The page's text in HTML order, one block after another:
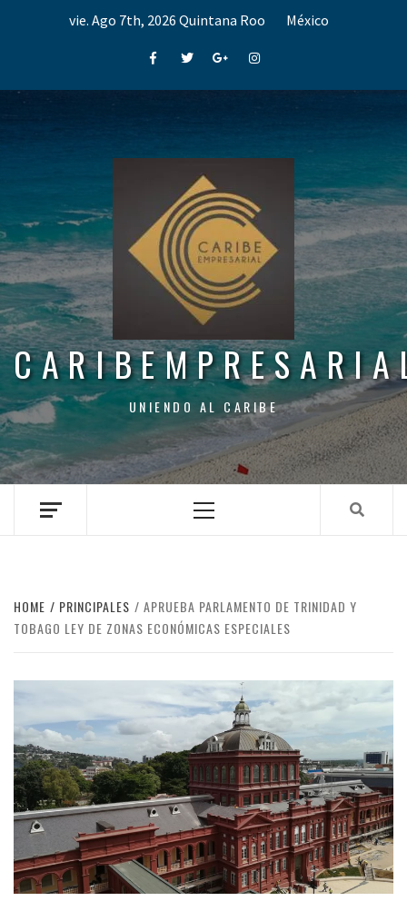
vie. Ago 7th, 2026 Quintana Roo México
FacebookTwitterGoogle+Instagram
UNIENDO AL CARIBE
Menu
HOME PRINCIPALES
APRUEBA PARLAMENTO DE TRINIDAD Y
TOBAGO LEY DE ZONAS ECONÓMICAS ESPECIALES